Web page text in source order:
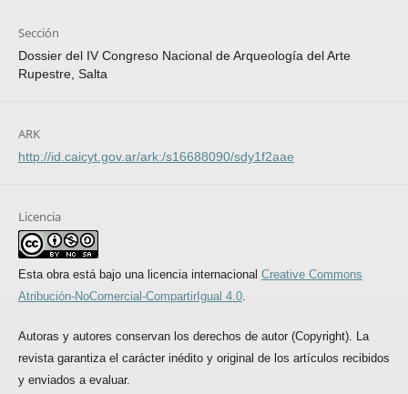
Sección
Dossier del IV Congreso Nacional de Arqueología del Arte
Rupestre, Salta
ARK
http://id.caicyt.gov.ar/ark:/s16688090/sdy1f2aae
Licencia
Esta obra está bajo una licencia internacional Creative Commons
Atribución-NoComercial-CompartirIgual 4.0.
Autoras y autores conservan los derechos de autor (Copyright). La
revista garantiza el carácter inédito y original de los artículos recibidos
y enviados a evaluar.